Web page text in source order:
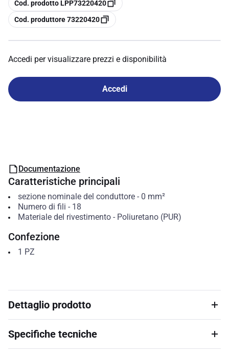
Cod. prodotto LPP73220420
copia
Cod. produttore 73220420
Accedi per visualizzare prezzi e disponibilità
Accedi
Documentazione
Caratteristiche principali
sezione nominale del conduttore- 0 mm²
Numero di fili - 18
Materiale del rivestimento- Poliuretano (PUR)
Confezione
1 PZ
Dettaglio prodotto
Specifiche tecniche